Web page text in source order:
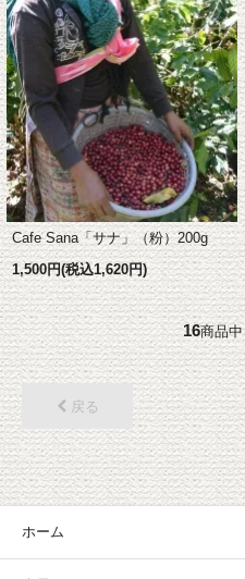
Cafe Sana「サナ」（粉）200g
1,500円(税込1,620円)
16商品中
戻る
ホーム